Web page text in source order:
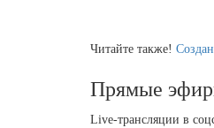
Читайте также!
Прямые
Live-трансляции в